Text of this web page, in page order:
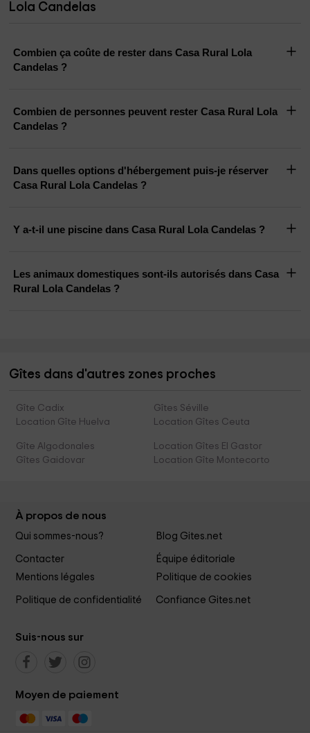
Lola Candelas
Combien ça coûte de rester dans Casa Rural Lola
Candelas ?
Combien de personnes peuvent rester Casa Rural Lola
Candelas ?
Dans quelles options d'hébergement puis-je réserver
Casa Rural Lola Candelas ?
Y a-t-il une piscine dans Casa Rural Lola Candelas ?
Les animaux domestiques sont-ils autorisés dans Casa
Rural Lola Candelas ?
Gîtes dans d'autres zones proches
Gîte Cadix
Gîtes Séville
Location Gîte Huelva
Location Gîtes Ceuta
Gîte Algodonales
Location Gîtes El Gastor
Gîtes Gaidovar
Location Gîte Montecorto
À propos de nous
Qui sommes-nous? Blog Gites.net
Contacter
Équipe éditoriale
Mentions légales
Politique de cookies
Politique de confidentialité Confiance Gites.net
Suis-nous sur
Moyen de paiement